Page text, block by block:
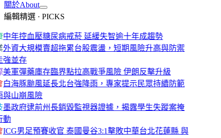
關於About
編輯精選 · PICKS
中年控血壓糖尿病戒菸 延緩失智逾十年成趨勢
外資大規模賣超拖累台股震盪，短期風險升高與防禦
強並存
美軍彈藥庫存臨界點拉高戰爭風險 伊朗反擊升級
白海豚颱風延長北台強降雨，專家提示民眾持續防範
與山崩風險
墨政府逮前州長銷毀監視器證據，揭露學生失蹤案掩
動
ICG男足預賽收官 泰國曼谷3:1擊敗中華台北花蓮縣 與